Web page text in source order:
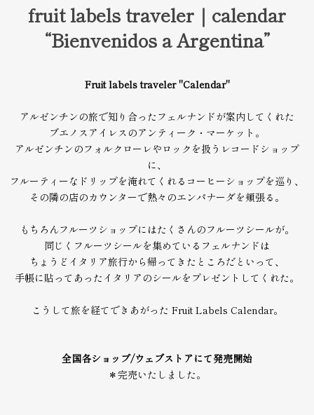
fruit labels traveler｜calendar
“Bienvenidos a Argentina”
Fruit labels traveler "Calendar"
アルゼンチンの旅で知り合ったフェルナンドが案内してくれた
ブエノスアイレスのアンティーク・マーケット。
アルゼンチンのフォルクローレやロックを扱うレコードショップ
に、
フルーティーなドリップを淹れてくれるコーヒーショップを巡り、
その隣の店のカウンターで熱々のエンパナーダを頬張る。
もちろんフルーツショップにはたくさんのフルーツシールが。
同じくフルーツシールを集めているフェルナンドは
ちょうどイタリア旅行から帰ってきたところだといって、
手帳に貼ってあったイタリアのシールをプレゼントしてくれた。
こうして旅を経てできあがった Fruit Labels Calendar。
全国各ショップ/ウェブストアにて発売開始
＊完売いたしました。